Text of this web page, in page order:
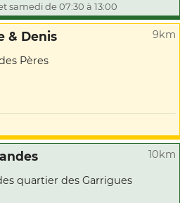
samedi de 07:30 à 13:00
& Denis 9km
Pères
10km
quartier des Garrigues